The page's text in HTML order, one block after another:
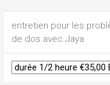
entretien pour les
de dos avec Jaya